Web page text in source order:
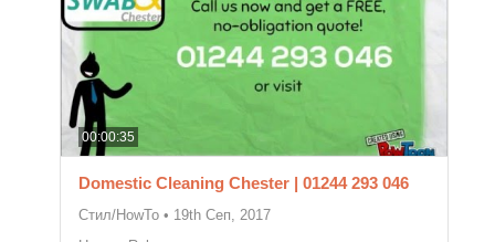
00:00:35
Domestic Cleaning Chester | 01244 293 046
Стил/HowTo • 19th Сeп, 2017